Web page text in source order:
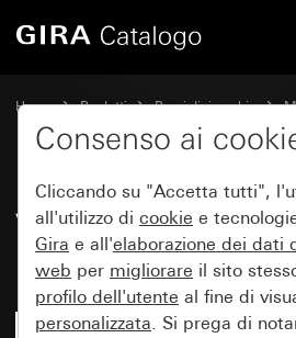
Home Prodotti Pezzi di ricambio
Comando a interruttore e a pulsante
Vecchio - Bilanciere
per targhetta
Consenso ai
Cliccando su "Accetta tutti",
all'utilizzo di cookie e
Gira e all'elaborazione dei dati
web per migliorare il sito
profilo dell'utente al fine di
personalizzata. Si prega di